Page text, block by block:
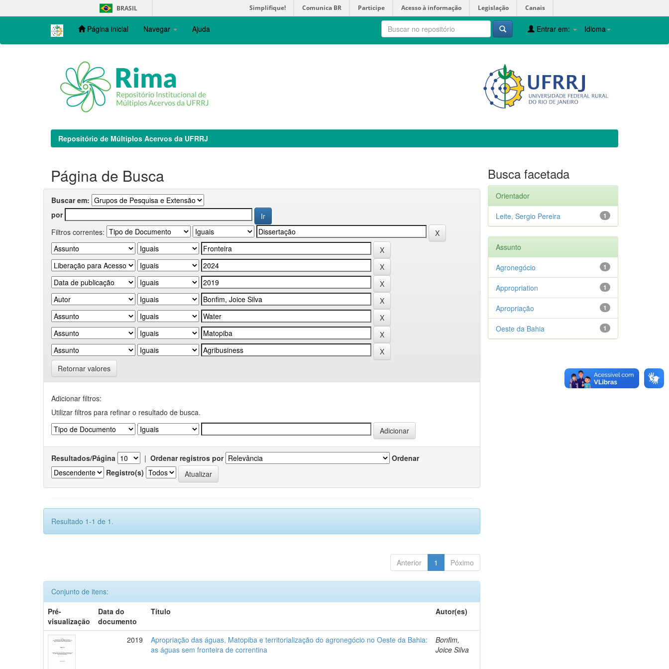
navigation
BRASIL Simplifique! Comunica BR Participe Acesso à informação Legislação Canais
Página inicial Navegar Ajuda Idioma
Entrar em:
Repositório de Múltiplos Acervos da UFRRJ
Página de Busca
Buscar em:
por
Filtros correntes:
Retornar valores
Adicionar filtros:
Utilizar filtros para refinar o resultado de busca.
Resultados/Página | Ordenar registros por
Ordenar
Registro(s)
Resultado 1-1 de 1.
Anterior 1 Póximo
Conjunto de itens:
Pré-
visualização
Data do
documento
Título Autor(es)
2019
Apropriação das águas, Matopiba e territorialização do agronegócio no Oeste da Bahia:
as águas sem fronteira de correntina
Bonfim,
Joice Silva
Busca facetada
Orientador
1
Leite, Sergio Pereira
Assunto
1
Agronegócio
1
Appropriation
1
Apropriação
1
Oeste da Bahia